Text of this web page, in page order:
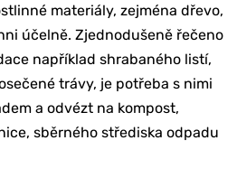
materiály, zejména dřevo,
účelně. Zjednodušeně řečeno
například shrabaného listí,
trávy, je potřeba s nimi
a odvézt na kompost,
sběrného střediska odpadu